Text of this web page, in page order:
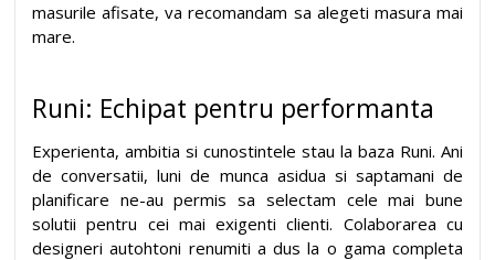
masurile afisate, va recomandam sa alegeti masura mai
mare.
Runi: Echipat pentru performanta
Experienta, ambitia si cunostintele stau la baza Runi. Ani
de conversatii, luni de munca asidua si saptamani de
planificare ne-au permis sa selectam cele mai bune
solutii pentru cei mai exigenti clienti. Colaborarea cu
designeri autohtoni renumiti a dus la o gama completa